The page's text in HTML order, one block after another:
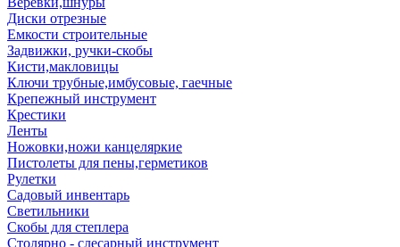
Диски отрезные
Емкости строительные
Задвижки, ручки-скобы
Кисти,макловицы
Ключи трубные,имбусовые, гаечные
Крепежный инструмент
Крестики
Ленты
Ножовки,ножи канцеляркие
Пистолеты для пены,герметиков
Рулетки
Садовый инвентарь
Светильники
Скобы для степлера
Столярно - слесарный инструмент